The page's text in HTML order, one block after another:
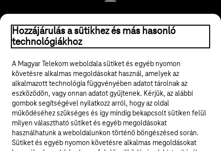
© 2026 Magyar Telekom Nyrt.
ÁSZF
Adatvédelem
Felhívások
Hozzájárulás a sütikhez és más hasonló
technológiákhoz
A Magyar Telekom weboldala sütiket és egyéb nyomon
követésre alkalmas megoldásokat használ, amelyek az
alkalmazott technológia függvényében adatot tárolnak az
eszközödön, vagy onnan adatot gyűjtenek. Kérjük, az alábbi
gombok segítségével nyilatkozz arról, hogy az oldal
működéséhez szükséges és így mindig bekapcsolt sütiken felül
milyen választható sütiket és egyéb megoldásokat
használhatunk a weboldalunkon történő böngészésed során.
Sütiket és egyéb nyomon követésre alkalmas megoldásokat